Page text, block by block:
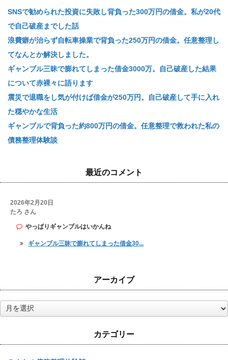
SNSで勧められた投資に失敗し背負った300万円の借金。私が20代
で自己破産までした話
浪費癖が治らず自転車操業で背負った250万円の借金。任意整理し
てなんとか解決しました。
ギャンブル三昧で膨れてしまった借金3000万。自己破産した結果
について赤裸々に語ります
震災で退職をし気が付けば借金が250万円。自己破産して手に入れ
た穏やかな生活
ギャンブルで背負った約800万円の借金。任意整理で救われた私の
債務整理体験談
最近のコメント
2026年2月20日
たろ さん
やっぱりギャンブルはいかんね
ギャンブル三昧で膨れてしまった借金30...
アーカイブ
ー
ブ
カテゴリー